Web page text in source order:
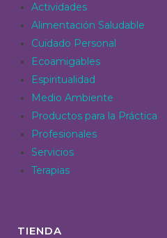
Actividades
Alimentación Saludable
Cuidado Personal
Ecoamigables
Espiritualidad
Medio Ambiente
Productos para la Práctica
Profesionales
Servicios
Terapias
TIENDA